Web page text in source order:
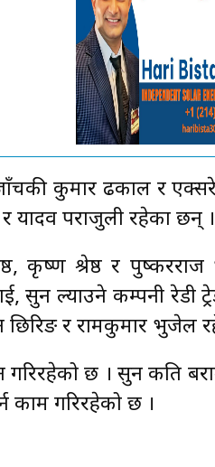
कुमार ढकाल र
यादव पराजुली रहेका छन् ।
कृष्ण श्रेष्ठ र पुष्करराज
सुन ल्याउने कम्पनी रेडी
छिरिङ र रामकुमार भुजेल
गरिरहेको छ । सुन कति
काम गरिरहेको छ ।